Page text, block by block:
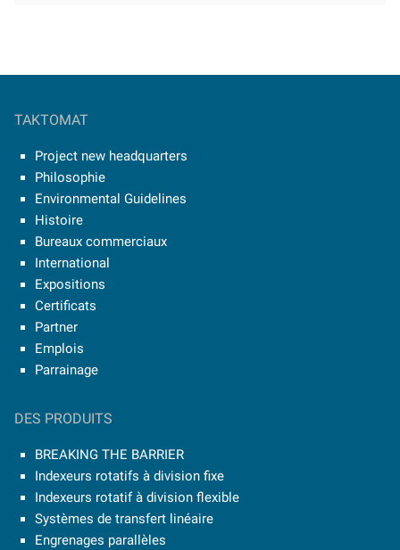
TAKTOMAT
Project new headquarters
Philosophie
Environmental Guidelines
Histoire
Bureaux commerciaux
International
Expositions
Certificats
Partner
Emplois
Parrainage
DES PRODUITS
BREAKING THE BARRIER
Indexeurs rotatifs à division fixe
Indexeurs rotatif à division flexible
Systèmes de transfert linéaire
Engrenages parallèles